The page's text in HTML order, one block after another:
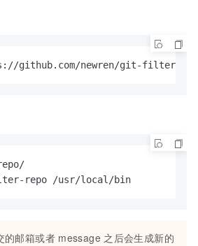
github.com/newren/git-filter-
repo /usr/local/bin
的邮箱或者 message 之后会生成新的